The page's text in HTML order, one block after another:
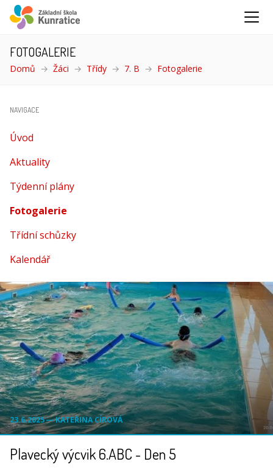
FOTOGALERIE
Domů Žáci Třídy 7. B Fotogalerie
NAVIGACE
Úvod
Aktuality
Týdenní plány
Fotogalerie
Třídní schůzky
Kalendář
23.6.2025 ― KATEŘINA CÍROVÁ
Plavecký výcvik 6.ABC - Den 5